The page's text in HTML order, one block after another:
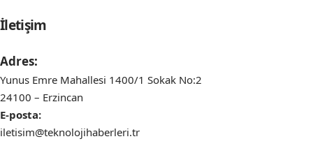
İletişim
Adres:
Yunus Emre Mahallesi 1400/1 Sokak No:2
24100 – Erzincan
E-posta:
iletisim@teknolojihaberleri.tr